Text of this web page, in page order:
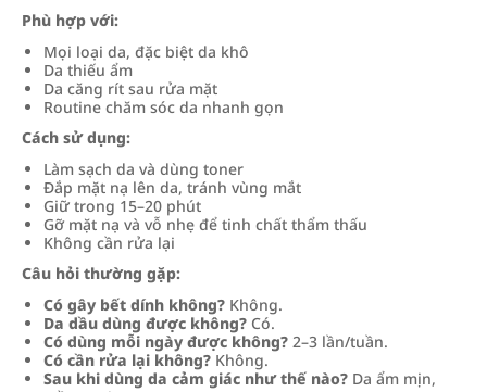
Phù hợp với:
Mọi loại da, đặc biệt da khô
Da thiếu ẩm
Da căng rít sau rửa mặt
Routine chăm sóc da nhanh gọn
Cách sử dụng:
Làm sạch da và dùng toner
Đắp mặt nạ lên da, tránh vùng mắt
Giữ trong 15–20 phút
Gỡ mặt nạ và vỗ nhẹ để tinh chất thẩm thấu
Không cần rửa lại
Câu hỏi thường gặp:
Có gây bết dính không? Không.
Da dầu dùng được không? Có.
Có dùng mỗi ngày được không? 2–3 lần/tuần.
Có cần rửa lại không? Không.
Sau khi dùng da cảm giác như thế nào? Da ẩm mịn,